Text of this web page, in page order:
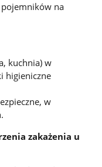
na
kuchnia) w
higieniczne
w
zakażenia u